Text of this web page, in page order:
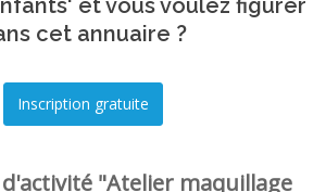
cet annuaire ?
"Atelier maquillage